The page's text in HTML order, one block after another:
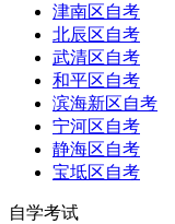
津南区自考
北辰区自考
武清区自考
和平区自考
滨海新区自考
宁河区自考
静海区自考
宝坻区自考
自学考试